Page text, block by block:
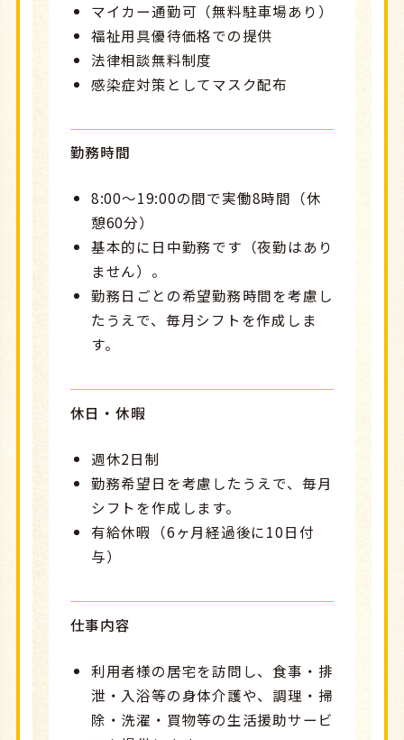
マイカー通勤可（無料駐車場あり）
福祉用具優待価格での提供
法律相談無料制度
感染症対策としてマスク配布
勤務時間
8:00～19:00の間で実働8時間（休
憩60分）
基本的に日中勤務です（夜勤はあり
ません）。
勤務日ごとの希望勤務時間を考慮し
たうえで、毎月シフトを作成しま
す。
休日・休暇
週休2日制
勤務希望日を考慮したうえで、毎月
シフトを作成します。
有給休暇（6ヶ月経過後に10日付
与）
仕事内容
利用者様の居宅を訪問し、食事・排
泄・入浴等の身体介護や、調理・掃
除・洗濯・買物等の生活援助サービ